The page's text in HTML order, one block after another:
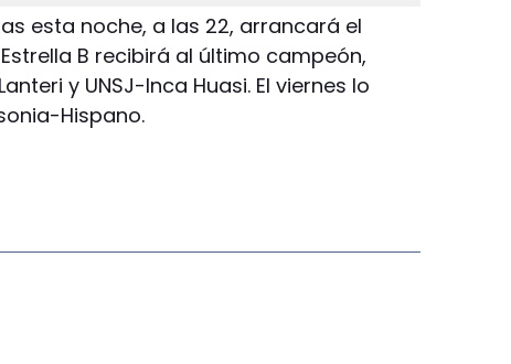
esta noche, a las 22, arrancará el
B recibirá al último campeón,
y UNSJ-Inca Huasi. El viernes lo
Hispano.